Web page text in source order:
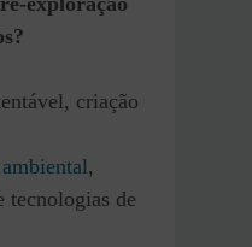
criação
,
tecnologias de